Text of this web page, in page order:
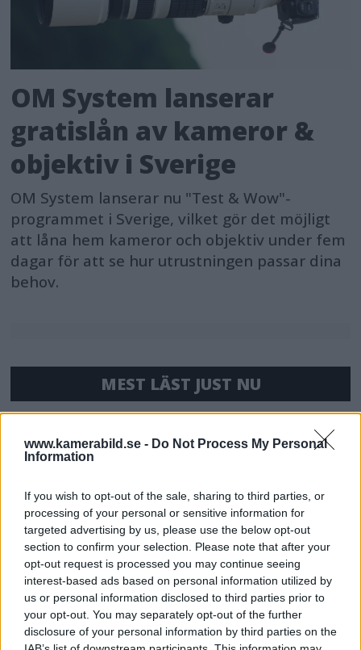
www.kamerabild.se - Do Not Process My Personal
Information
If you wish to opt-out of the sale, sharing to third parties, or
processing of your personal or sensitive information for
targeted advertising by us, please use the below opt-out
section to confirm your selection. Please note that after your
opt-out request is processed you may continue seeing
interest-based ads based on personal information utilized by
us or personal information disclosed to third parties prior to
your opt-out. You may separately opt-out of the further
disclosure of your personal information by third parties on the
OM System lanserar
gratislån av kameror &
objektiv i Sverige
OM System lanserar nu "Test & Wow"-
programmet i Sverige, vilket gör det möjligt
att låna hem kameror och objektiv under fem
dagar för att se hur utrustningen passar dina
behov.
MEST LÄST JUST NU
släppt – får 10-bitars D-
Sony lägger bud på
Tamron – kan vara värt
12 miljarder kronor
OM System lanserar
gratislån av kameror &